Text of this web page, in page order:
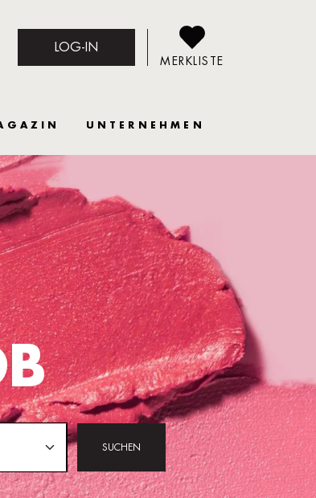
LOG-IN
MERKLISTE
UNTERNEHMEN
SUCHEN